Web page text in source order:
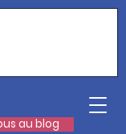
au blog